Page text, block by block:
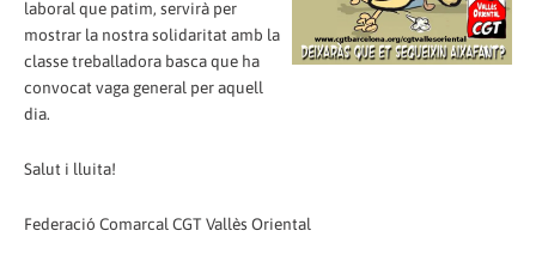
laboral que patim, servirà per
mostrar la nostra solidaritat amb la
classe treballadora basca que ha
convocat vaga general per aquell
dia.
Salut i lluita!
Federació Comarcal CGT Vallès Oriental